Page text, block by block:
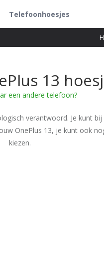
Telefoonhoesjes
13
een andere telefoon?
verantwoord. Je kunt
OnePlus 13, je kunt ook
kiezen.